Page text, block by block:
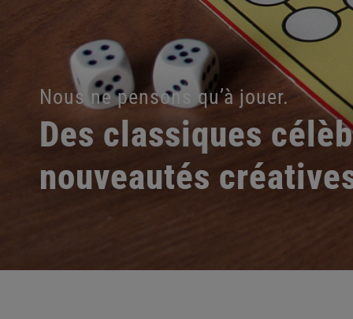
Nous ne pensons qu’à jouer.
Des classiques
nouveautés